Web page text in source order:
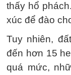
thấy hổ
xúc để đào
Tuy nhiên,
đến hơn 15
quá mức,